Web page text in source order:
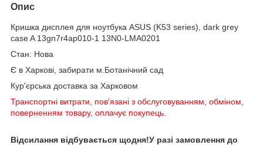
Опис
Кришка дисплея для ноутбука ASUS (K53 series), dark grey
case A 13gn7r4ap010-1 13N0-LMA0201
Стан: Нова
Є в Харкові, забирати м.Ботанічний сад
Кур'єрська доставка за Харковом
Транспортні витрати, пов'язані з обслуговуванням, обміном,
поверненням товару, оплачує покупець.
Відсилання відбувається щодня!У разі замовлення до